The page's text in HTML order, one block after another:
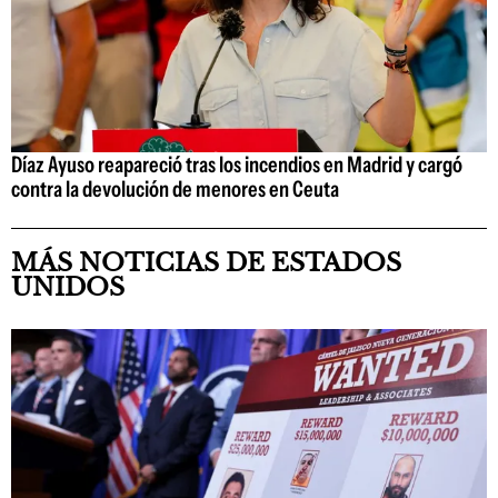
Díaz Ayuso reapareció tras los incendios en Madrid y cargó
contra la devolución de menores en Ceuta
MÁS NOTICIAS DE ESTADOS
UNIDOS